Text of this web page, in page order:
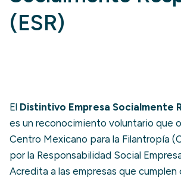
(ESR)
El Distintivo Empresa Socialmente
es un reconocimiento voluntario que
Centro Mexicano para la Filantropía
por la Responsabilidad Social
Acredita a las empresas que